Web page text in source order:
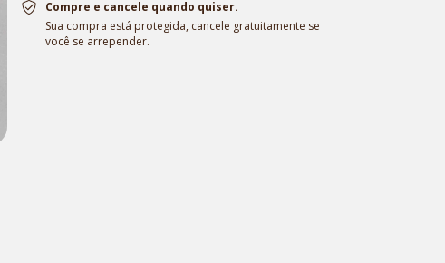
Compre e cancele quando quiser.
Sua compra está protegida, cancele gratuitamente se
você se arrepender.